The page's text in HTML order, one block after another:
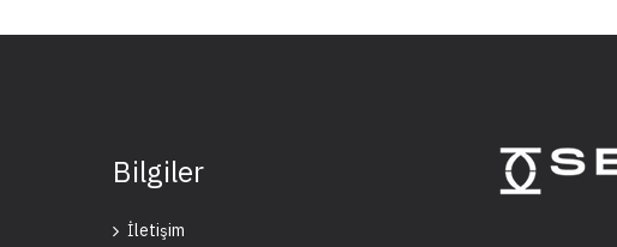
Bilgiler
İletişim